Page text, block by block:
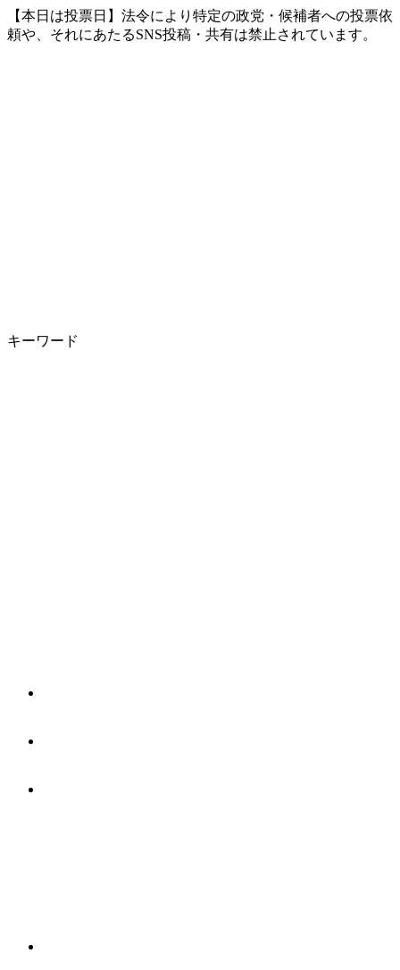
【本日は投票日】法令により特定の政党・候補者への投票依
頼や、それにあたるSNS投稿・共有は禁止されています。
キーワード